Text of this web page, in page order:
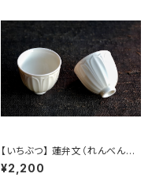
【いちぶつ】 蓮弁文（れんべんも
ん）湯呑み /【 ichibutu 】Teac
up
¥2,200